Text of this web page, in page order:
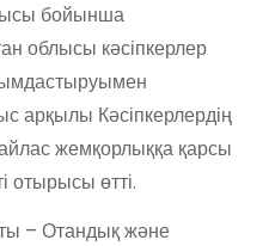
бойынша
облысы кәсіпкерлер
арқылы Кәсіпкерлердің
жемқорлыққа қарсы
отырысы өтті.
– Отандық және